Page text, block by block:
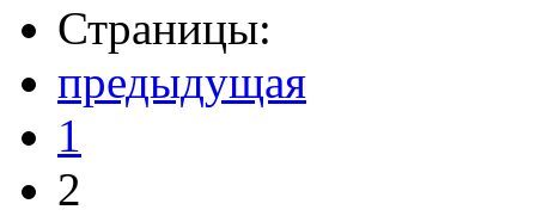
Страницы:
предыдущая
1
2